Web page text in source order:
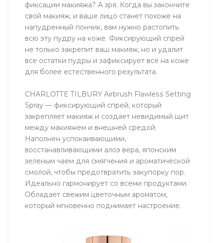
фиксации макияжа? А зря. Когда вы закончите
свой макияж, и ваше лицо станет похоже на
напудренный пончик, вам нужно растопить
всю эту пудру на коже. Фиксирующий спрей
не только закрепит ваш макияж, но и удалит
все остатки пудры и зафиксирует все на коже
для более естественного результата.
CHARLOTTE TILBURY Airbrush Flawless Setting
Spray — фиксирующий спрей, который
закрепляет макияж и создает невидимый щит
между макияжем и внешней средой.
Наполнен успокаивающими,
восстанавливающими алоэ вера, японским
зеленым чаем для смягчения и ароматической
смолой, чтобы предотвратить закупорку пор.
Идеально гармонирует со всеми продуктами.
Обладает свежим цветочным ароматом,
который мгновенно поднимает настроение.